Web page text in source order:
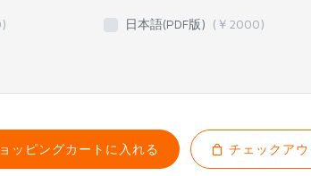
) 日本語(PDF版) (￥ 2000)
ッピングカートに入れる チェックアウ